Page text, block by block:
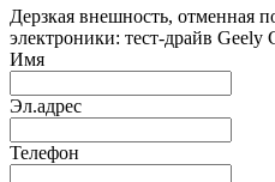
Дерзкая внешность, отменная
электроники: тест-драйв Geely
Имя
Эл.адрес
Телефон